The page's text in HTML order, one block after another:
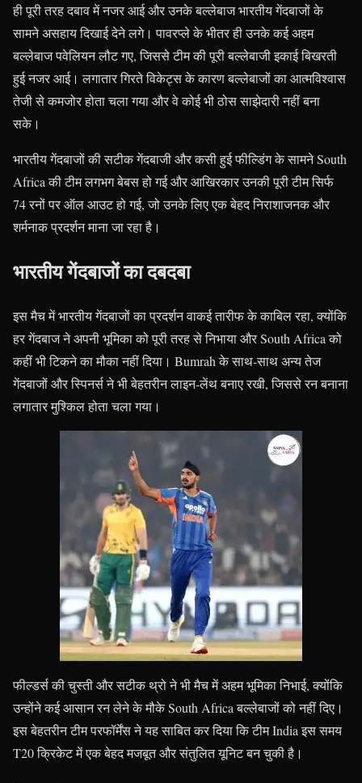
ही पूरी तरह दबाव में नजर आई और उनके बल्लेबाज भारतीय गेंदबाजों के
सामने असहाय दिखाई देने लगे। पावरप्ले के भीतर ही उनके कई अहम
बल्लेबाज पवेलियन लौट गए, जिससे टीम की पूरी बल्लेबाजी इकाई बिखरती
हुई नजर आई। लगातार गिरते विकेट्स के कारण बल्लेबाजों का आत्मविश्वास
तेजी से कमजोर होता चला गया और वे कोई भी ठोस साझेदारी नहीं बना
सके।
भारतीय गेंदबाजों की सटीक गेंदबाजी और कसी हुई फील्डिंग के सामने South
Africa की टीम लगभग बेबस हो गई और आखिरकार उनकी पूरी टीम सिर्फ
74 रनों पर ऑल आउट हो गई, जो उनके लिए एक बेहद निराशाजनक और
शर्मनाक प्रदर्शन माना जा रहा है।
भारतीय गेंदबाजों का दबदबा
इस मैच में भारतीय गेंदबाजों का प्रदर्शन वाकई तारीफ के काबिल रहा, क्योंकि
हर गेंदबाज ने अपनी भूमिका को पूरी तरह से निभाया और South Africa को
कहीं भी टिकने का मौका नहीं दिया। Bumrah के साथ-साथ अन्य तेज
गेंदबाजों और स्पिनर्स ने भी बेहतरीन लाइन-लेंथ बनाए रखी, जिससे रन बनाना
लगातार मुश्किल होता चला गया।
फील्डर्स की चुस्ती और सटीक थ्रो ने भी मैच में अहम भूमिका निभाई, क्योंकि
उन्होंने कई आसान रन लेने के मौके South Africa बल्लेबाजों को नहीं दिए।
इस बेहतरीन टीम परफॉर्मेंस ने यह साबित कर दिया कि टीम India इस समय
T20 क्रिकेट में एक बेहद मजबूत और संतुलित यूनिट बन चुकी है।